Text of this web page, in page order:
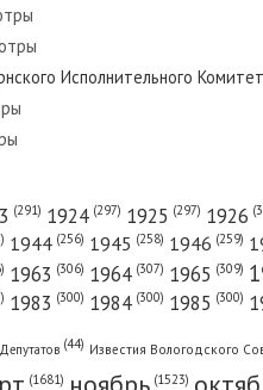
Север»
Север»
Исполнительного
(291) 1924 (297) 1925 (297) 1926
1944 (256) 1945 (258) 1946 (259)
1963 (306) 1964 (307) 1965 (309)
1983 (300) 1984 (300) 1985 (300)
(44) Известия Вологодского
(1681) (1523)